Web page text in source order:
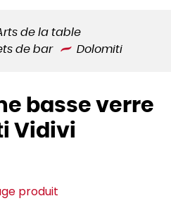
de la table
de bar Dolomiti
basse verre
Vidivi